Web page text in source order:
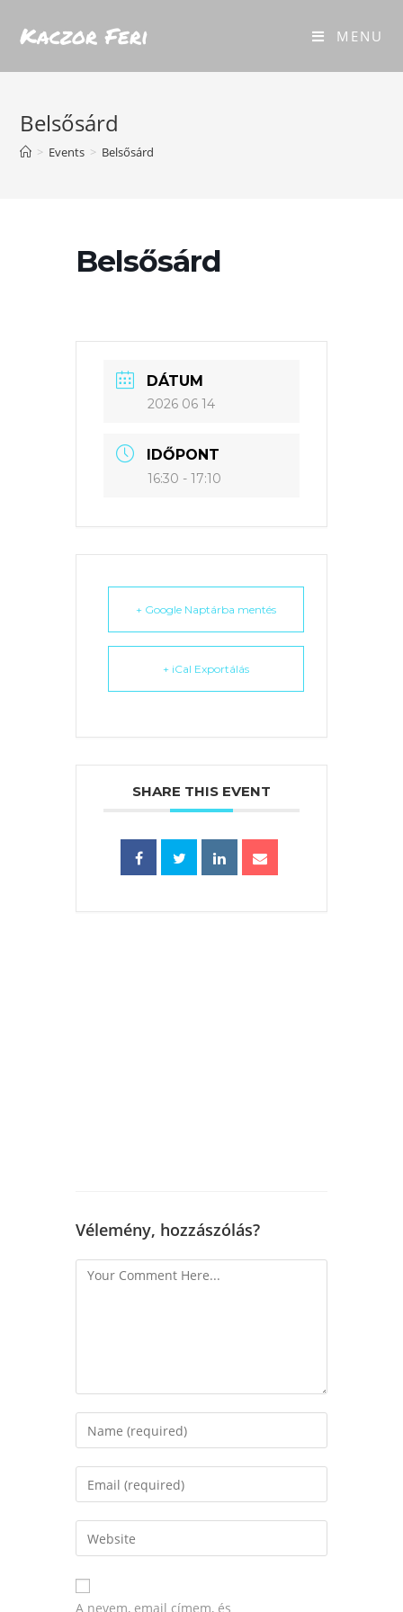
Kaczor Feri MENU
Belsősárd
> Events > Belsősárd
Belsősárd
DÁTUM
2026 06 14
IDŐPONT
16:30 - 17:10
+ Google Naptárba mentés
+ iCal Exportálás
SHARE THIS EVENT
Vélemény, hozzászólás?
A nevem, email címem, és